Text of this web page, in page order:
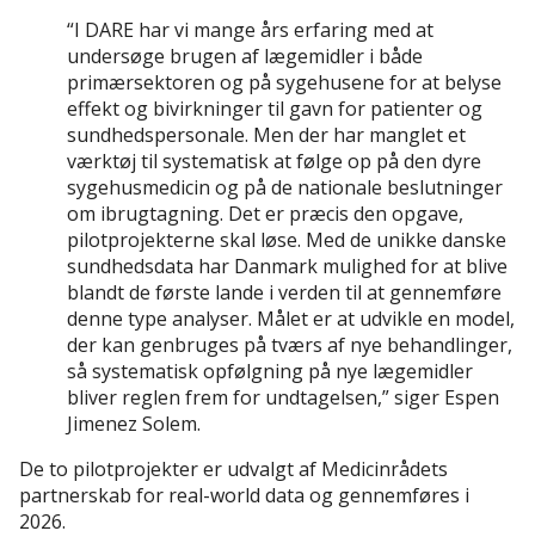
“I DARE har vi mange års erfaring med at
undersøge brugen af lægemidler i både
primærsektoren og på sygehusene for at belyse
effekt og bivirkninger til gavn for patienter og
sundhedspersonale. Men der har manglet et
værktøj til systematisk at følge op på den dyre
sygehusmedicin og på de nationale beslutninger
om ibrugtagning. Det er præcis den opgave,
pilotprojekterne skal løse. Med de unikke danske
sundhedsdata har Danmark mulighed for at blive
blandt de første lande i verden til at gennemføre
denne type analyser. Målet er at udvikle en model,
der kan genbruges på tværs af nye behandlinger,
så systematisk opfølgning på nye lægemidler
bliver reglen frem for undtagelsen,” siger Espen
Jimenez Solem.
De to pilotprojekter er udvalgt af Medicinrådets
partnerskab for real-world data og gennemføres i
2026.